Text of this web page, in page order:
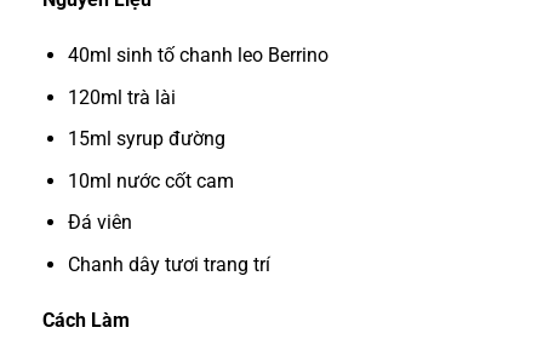
40ml sinh tố chanh leo Berrino
120ml trà lài
15ml syrup đường
10ml nước cốt cam
Đá viên
Chanh dây tươi trang trí
Cách Làm